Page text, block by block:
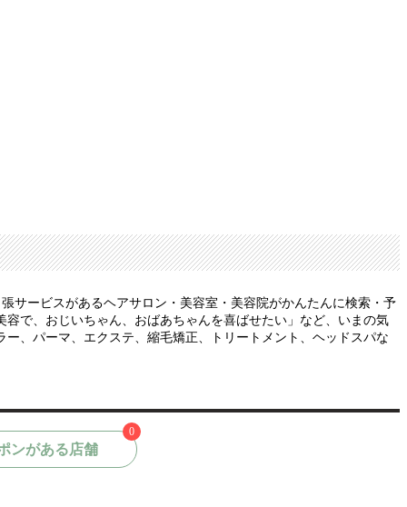
サービスがあるヘアサロン・美容室・美容院がかんたんに検索・予
で、おじいちゃん、おばあちゃんを喜ばせたい」など、いまの気
、パーマ、エクステ、縮毛矯正、トリートメント、ヘッドスパな
ンがある店舗
0